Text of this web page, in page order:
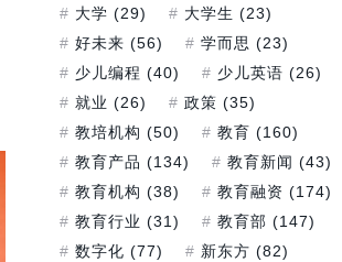
大学 (29) 大学生 (23)
好未来 (56) 学而思 (23)
少儿编程 (40) 少儿英语 (26)
就业 (26) 政策 (35)
教培机构 (50) 教育 (160)
教育产品 (134) 教育新闻 (43)
教育机构 (38) 教育融资 (174)
教育行业 (31) 教育部 (147)
数字化 (77) 新东方 (82)